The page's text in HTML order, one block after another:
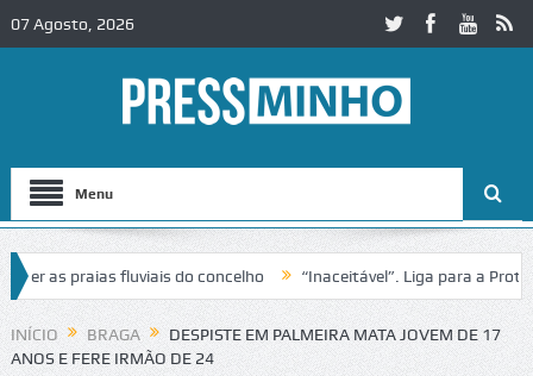
07 Agosto, 2026
Menu
as praias fluviais do concelho “Inaceitável”. Liga para a
de trânsito no IC2 em Alcobaça Igreja do Castelo de
INÍCIO BRAGA
DESPISTE EM PALMEIRA MATA JOVEM DE 17
ANOS E FERE IRMÃO DE 24